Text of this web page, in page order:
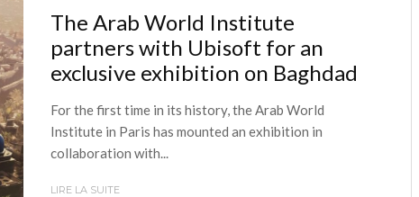
The Arab World Institute
partners with Ubisoft for an
exclusive exhibition on Baghdad
For the first time in its history, the Arab World
Institute in Paris has mounted an exhibition in
collaboration with...
LIRE LA SUITE